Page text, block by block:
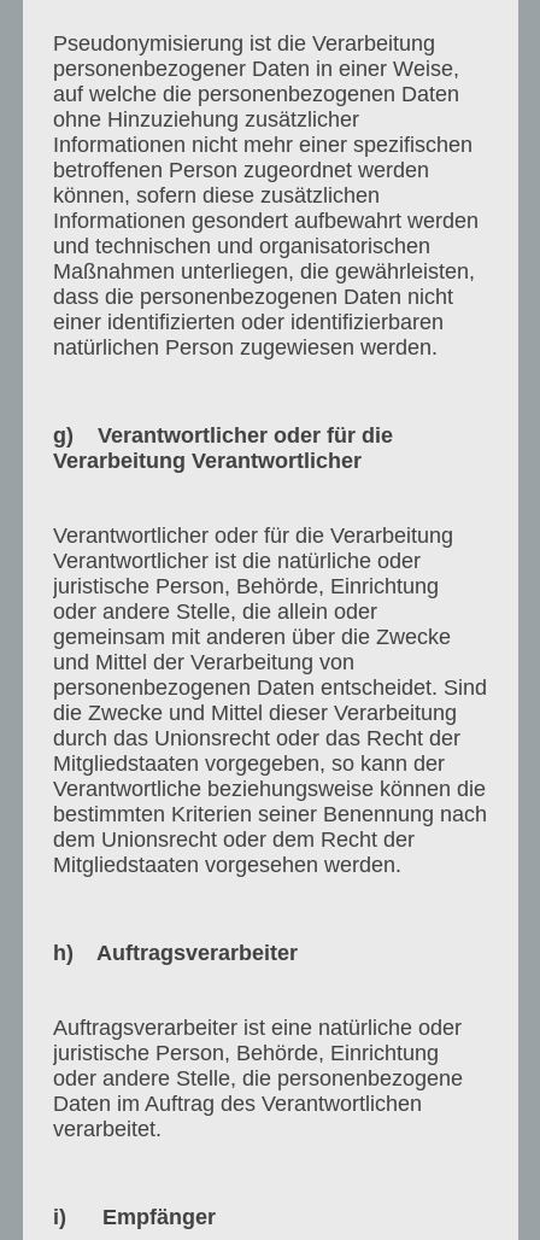
Programme und Dienstleistungen jedoch
beeinträchtigt, werden wir den Kunden einmalig
auffordern, die Beeinträchtigungen abzustellen.
Im Wiederholungsfall sind wir sodann berechtigt,
den Kunden von unseren Programmen und
Dienstleistungen vorübergehend oder dauerhaft
auszuschließen. Unser Vergütungsanspruch in
diesen Fällen bleibt unberührt.
*********************************************************
Wir haben an allen Bildern, Videos, Texten,
Instagram, Facebook, Xing, etc. oder auf
passwortgeschützten Plattformen),
ausschließliche Urheberverwertungsrechte,
Jegliche Nutzung dieser Inhalte ist ohne
Zustimmung von uns nicht gestattet.
Der Kunde erhält ausschließlich für die Dauer der
Vertragslaufzeit ein einfaches Nutzungsrecht in
Bezug auf die im passwortgeschützten Bereich
von uns hinterlegten Inhalte. Dieses
Nutzungsrecht dient der Durchführung des
individuell mit dem Kunden geschlossenen
unseren Programmen, Inhalten und Plattformen
bezahlten Vertragslaufzeit und in der Regel
höchstpersönlich überlassen. Eine Weitergabe
der bereit gestellten Zugänge, Logindaten und der
Inhalte unserer Mitgliederplattformen an nicht
Zuwiderhandlungen gegen die vorgenannte
Pseudonymisierung ist die Verarbeitung
personenbezogener Daten in einer Weise,
auf welche die personenbezogenen Daten
ohne Hinzuziehung zusätzlicher
Informationen nicht mehr einer spezifischen
betroffenen Person zugeordnet werden
können, sofern diese zusätzlichen
Informationen gesondert aufbewahrt werden
und technischen und organisatorischen
Maßnahmen unterliegen, die gewährleisten,
dass die personenbezogenen Daten nicht
einer identifizierten oder identifizierbaren
natürlichen Person zugewiesen werden.
g) Verantwortlicher oder für die
Verarbeitung Verantwortlicher
Verantwortlicher oder für die Verarbeitung
Verantwortlicher ist die natürliche oder
juristische Person, Behörde, Einrichtung
oder andere Stelle, die allein oder
gemeinsam mit anderen über die Zwecke
und Mittel der Verarbeitung von
personenbezogenen Daten entscheidet. Sind
die Zwecke und Mittel dieser Verarbeitung
durch das Unionsrecht oder das Recht der
Mitgliedstaaten vorgegeben, so kann der
Verantwortliche beziehungsweise können die
bestimmten Kriterien seiner Benennung nach
dem Unionsrecht oder dem Recht der
Mitgliedstaaten vorgesehen werden.
h) Auftragsverarbeiter
Auftragsverarbeiter ist eine natürliche oder
juristische Person, Behörde, Einrichtung
oder andere Stelle, die personenbezogene
Daten im Auftrag des Verantwortlichen
verarbeitet.
i) Empfänger